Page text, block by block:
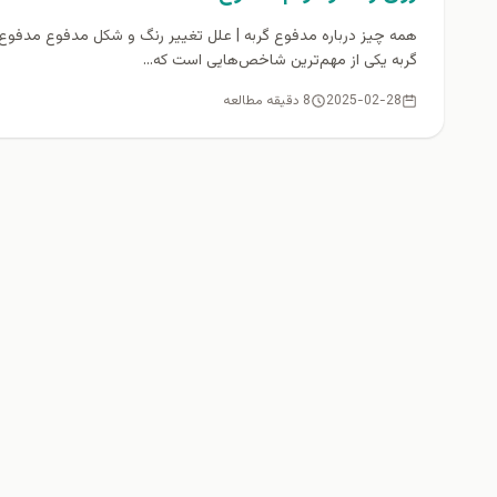
همه چیز درباره مدفوع گربه | علل تغییر رنگ و شکل مدفوع
گربه یکی از مهم‌ترین شاخص‌هایی است که...
2025-02-28 8 دقیقه مطالعه